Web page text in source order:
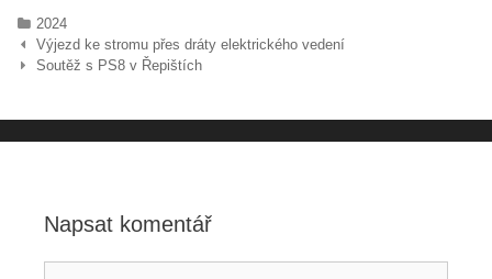
Rubriky
2024
Navigace
pro
Výjezd ke stromu přes dráty elektrického vedení
Soutěž s PS8 v Řepištích
Napsat komentář